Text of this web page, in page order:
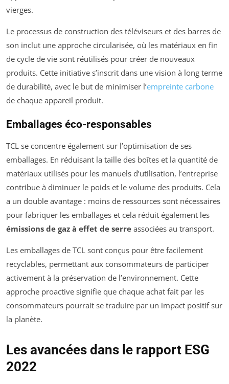
vierges.
Le processus de construction des téléviseurs et des barres de
son inclut une approche circularisée, où les matériaux en fin
de cycle de vie sont réutilisés pour créer de nouveaux
produits. Cette initiative s’inscrit dans une vision à long terme
de durabilité, avec le but de minimiser l’empreinte carbone
de chaque appareil produit.
Emballages éco-responsables
TCL se concentre également sur l’optimisation de ses
emballages. En réduisant la taille des boîtes et la quantité de
matériaux utilisés pour les manuels d’utilisation, l’entreprise
contribue à diminuer le poids et le volume des produits. Cela
a un double avantage : moins de ressources sont nécessaires
pour fabriquer les emballages et cela réduit également les
émissions de gaz à effet de serre associées au transport.
Les emballages de TCL sont conçus pour être facilement
recyclables, permettant aux consommateurs de participer
activement à la préservation de l’environnement. Cette
approche proactive signifie que chaque achat fait par les
consommateurs pourrait se traduire par un impact positif sur
la planète.
Les avancées dans le rapport ESG
2022